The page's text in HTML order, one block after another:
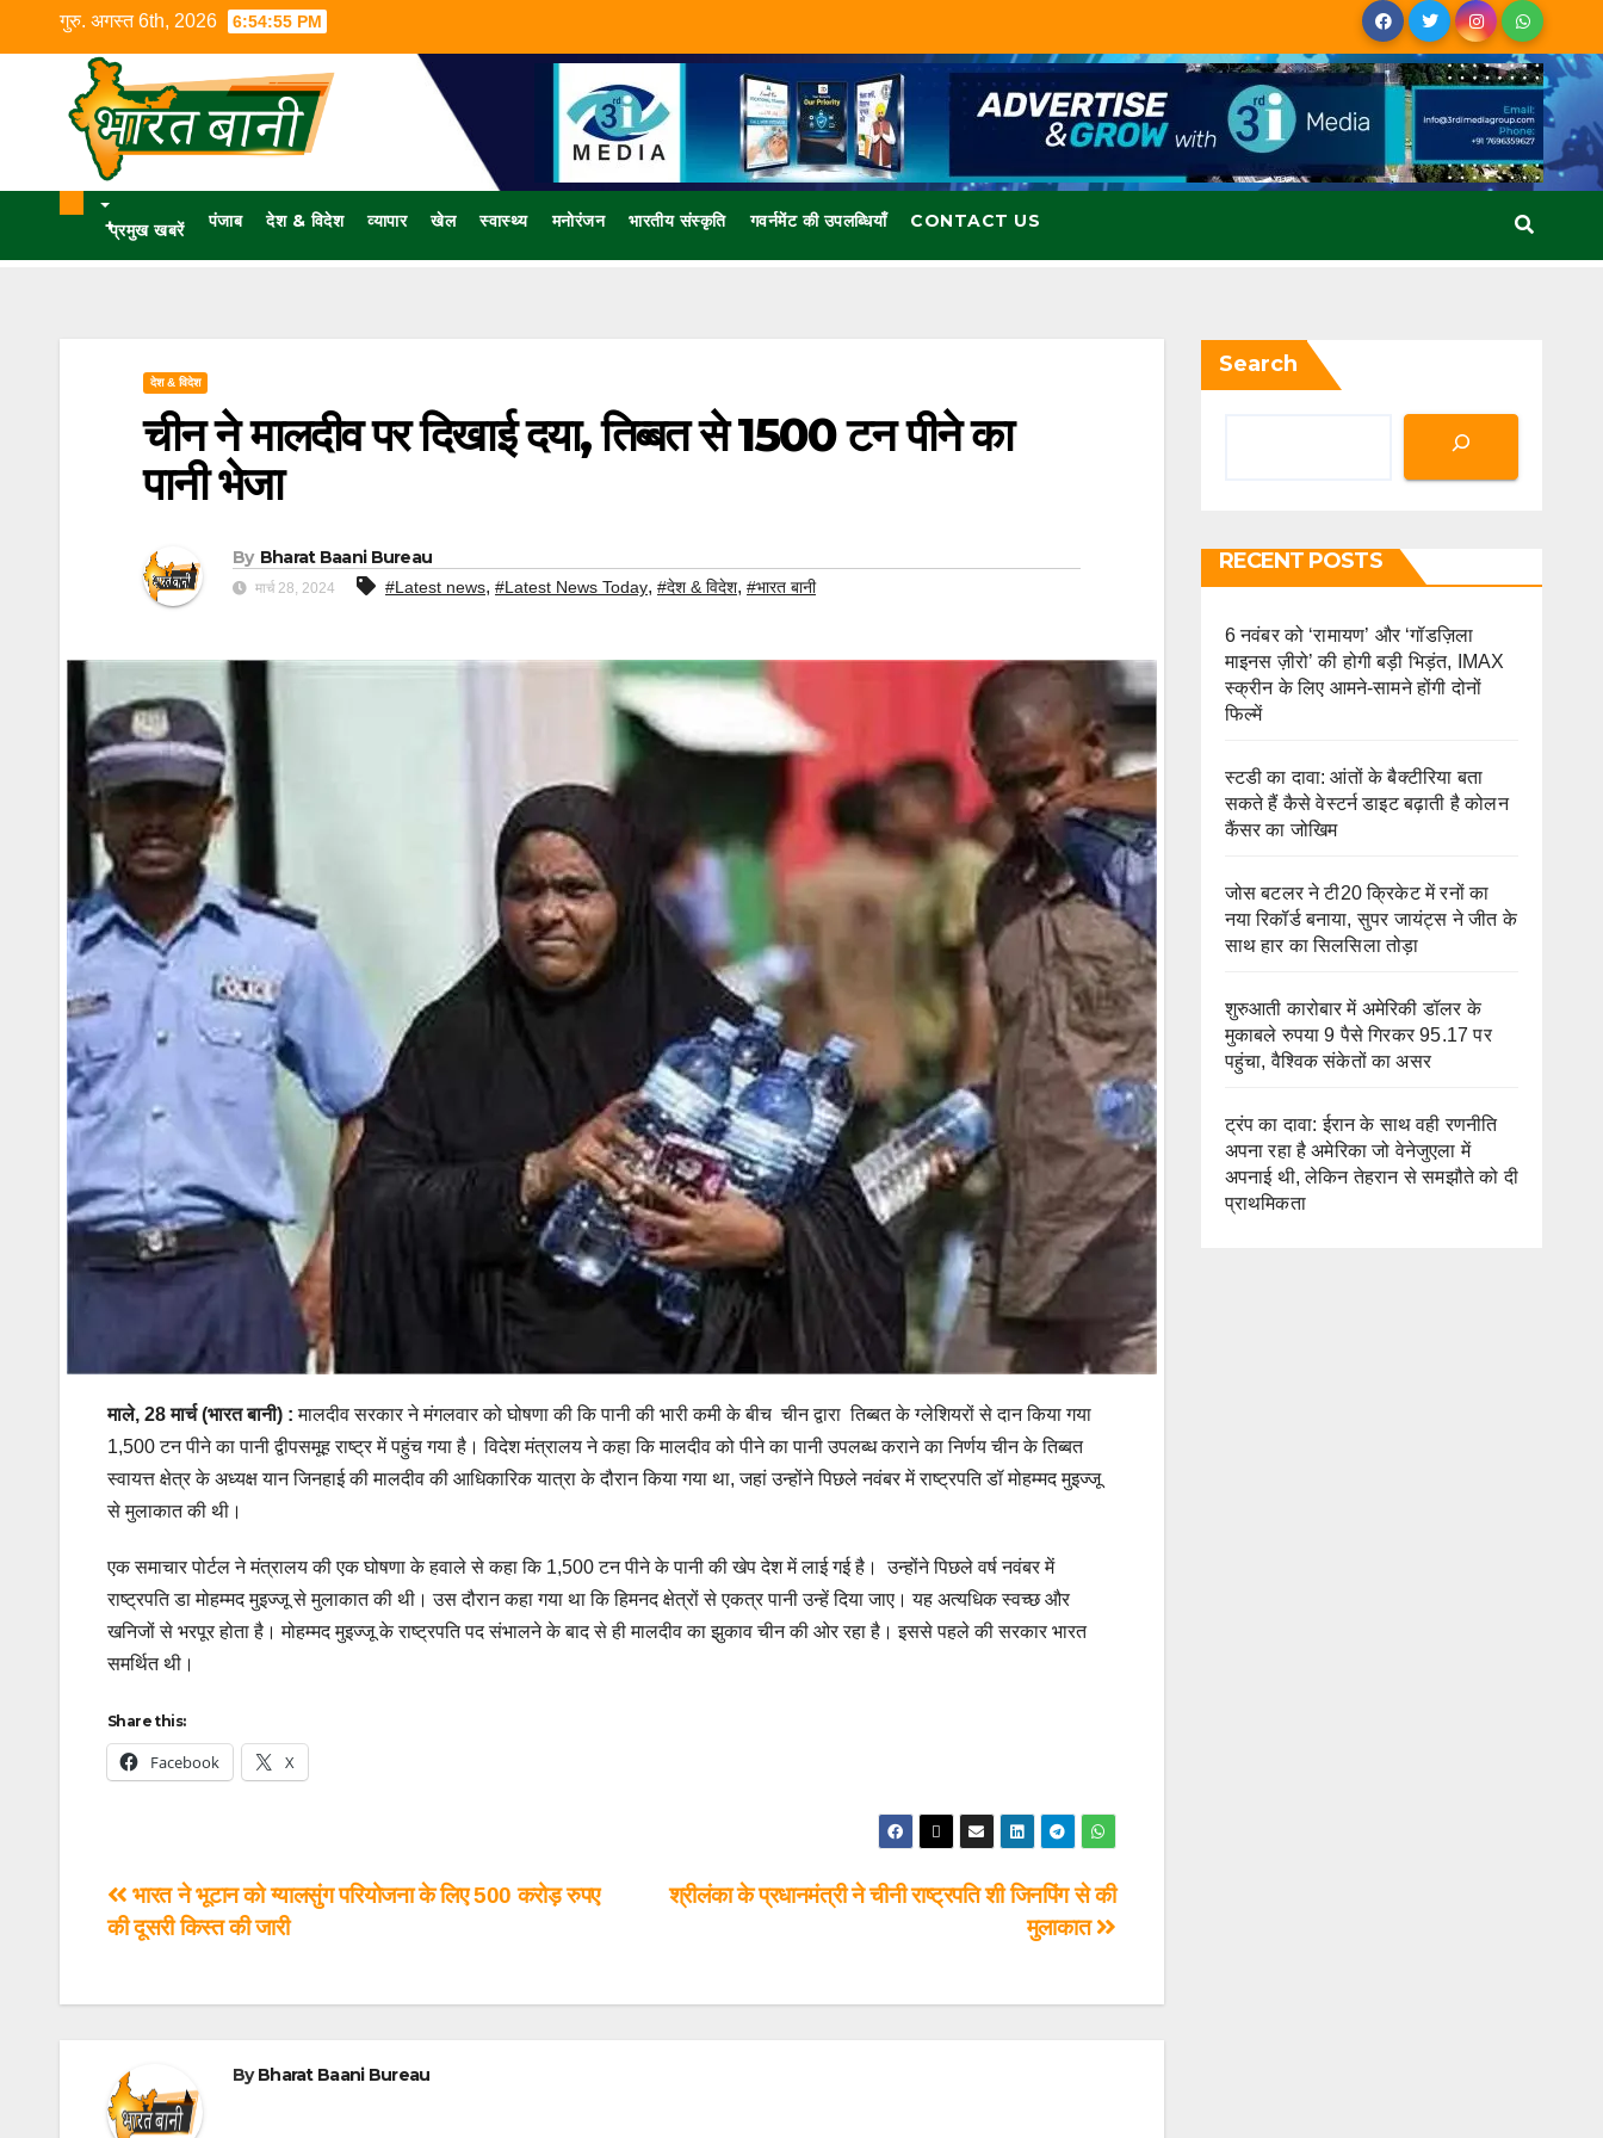
गुरु. अगस्त 6th, 2026 6:54:55 PM
+प्रमुख खबरें पंजाब देश & विदेश व्यापार खेल स्वास्थ्य मनोरंजन भारतीय संस्कृति गवर्नमेंट की उपलब्धियाँ CONTACT US
देश & विदेश
चीन ने मालदीव पर दिखाई दया, तिब्बत से 1500 टन पीने का
पानी भेजा
By Bharat Baani Bureau
मार्च 28, 2024 #Latest news, #Latest News Today, #देश & विदेश, #भारत बानी
माले, 28 मार्च (भारत बानी) : मालदीव सरकार ने मंगलवार को घोषणा की कि पानी की भारी कमी के बीच चीन द्वारा तिब्बत के ग्लेशियरों से दान किया गया
1,500 टन पीने का पानी द्वीपसमूह राष्ट्र में पहुंच गया है। विदेश मंत्रालय ने कहा कि मालदीव को पीने का पानी उपलब्ध कराने का निर्णय चीन के तिब्बत
स्वायत्त क्षेत्र के अध्यक्ष यान जिनहाई की मालदीव की आधिकारिक यात्रा के दौरान किया गया था, जहां उन्होंने पिछले नवंबर में राष्ट्रपति डॉ मोहम्मद मुइज्जू
से मुलाकात की थी।
एक समाचार पोर्टल ने मंत्रालय की एक घोषणा के हवाले से कहा कि 1,500 टन पीने के पानी की खेप देश में लाई गई है। उन्होंने पिछले वर्ष नवंबर में
राष्ट्रपति डा मोहम्मद मुइज्जू से मुलाकात की थी। उस दौरान कहा गया था कि हिमनद क्षेत्रों से एकत्र पानी उन्हें दिया जाए। यह अत्यधिक स्वच्छ और
खनिजों से भरपूर होता है। मोहम्मद मुइज्जू के राष्ट्रपति पद संभालने के बाद से ही मालदीव का झुकाव चीन की ओर रहा है। इससे पहले की सरकार भारत
समर्थित थी।
Share this:
Facebook X
श्रीलंका के प्रधानमंत्री ने चीनी राष्ट्रपति शी जिनपिंग से की
मुलाकात
भारत ने भूटान को ग्यालसुंग परियोजना के लिए 500 करोड़ रुपए
की दूसरी किस्त की जारी
ByBharat Baani Bureau
Search
RECENT POSTS
6 नवंबर को ‘रामायण’ और ‘गॉडज़िला
माइनस ज़ीरो’ की होगी बड़ी भिड़ंत, IMAX
स्क्रीन के लिए आमने-सामने होंगी दोनों
फिल्में
स्टडी का दावा: आंतों के बैक्टीरिया बता
सकते हैं कैसे वेस्टर्न डाइट बढ़ाती है कोलन
कैंसर का जोखिम
जोस बटलर ने टी20 क्रिकेट में रनों का
नया रिकॉर्ड बनाया, सुपर जायंट्स ने जीत के
साथ हार का सिलसिला तोड़ा
शुरुआती कारोबार में अमेरिकी डॉलर के
मुकाबले रुपया 9 पैसे गिरकर 95.17 पर
पहुंचा, वैश्विक संकेतों का असर
ट्रंप का दावा: ईरान के साथ वही रणनीति
अपना रहा है अमेरिका जो वेनेजुएला में
अपनाई थी, लेकिन तेहरान से समझौते को दी
प्राथमिकता